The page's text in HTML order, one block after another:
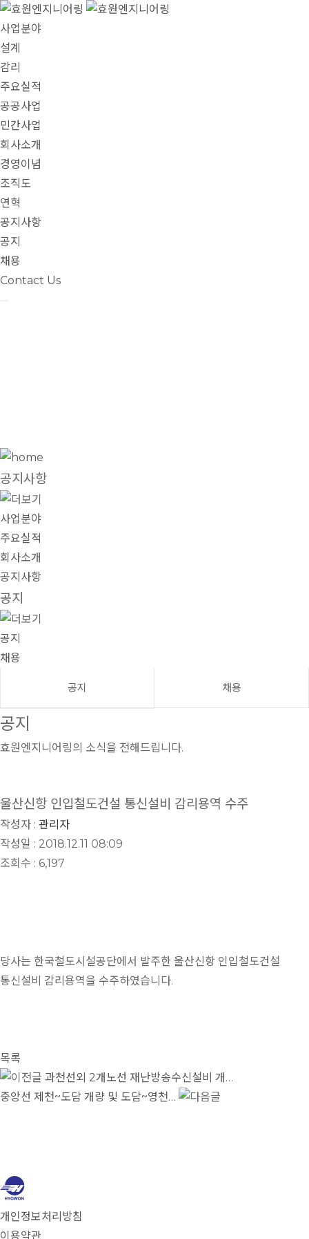
사업분야
설계
감리
주요실적
공공사업
민간사업
회사소개
경영이념
조직도
연혁
공지사항
공지
채용
Contact Us
공지사항
사업분야
주요실적
회사소개
공지사항
공지
공지
채용
공지 채용
공지
효원엔지니어링의 소식을 전해드립니다.
울산신항 인입철도건설 통신설비 감리용역 수주
작성자 : 관리자
작성일 : 2018.12.11 08:09
조회수 : 6,197
당사는 한국철도시설공단에서 발주한 울산신항 인입철도건설
통신설비 감리용역을 수주하였습니다.
목록
과천선외 2개노선 재난방송수신설비 개…
중앙선 제천~도담 개량 및 도담~영천…
개인정보처리방침
이용약관